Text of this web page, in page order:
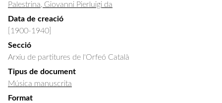
Palestrina, Giovanni Pierluigi da
Data de creació
[1900-1940]
Secció
Arxiu de partitures de l'Orfeó Català
Tipus de document
Música manuscrita
Format